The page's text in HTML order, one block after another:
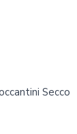
Secco